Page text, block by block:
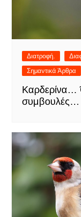
Διατροφή.
Σημαντικά Άρθρα
Καρδερίνα…
συμβουλές…